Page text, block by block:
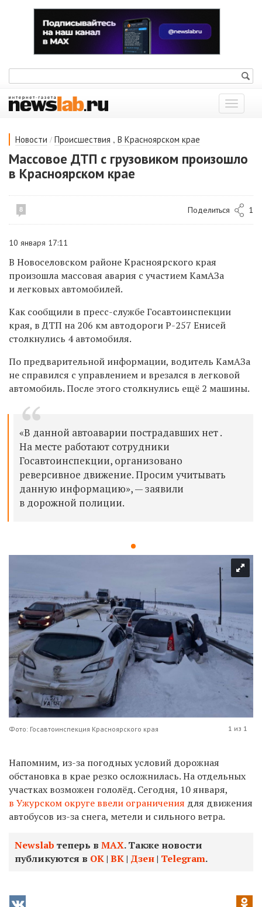
Показать
меню
Новости / Происшествия , В Красноярском крае
Массовое ДТП с грузовиком произошло
в Красноярском крае
8 Поделиться 1
10 января 17:11
В Новоселовском районе Красноярского края
произошла массовая авария с участием КамАЗа
и легковых автомобилей.
Как сообщили в пресс-службе Госавтоинспекции
края, в ДТП на 206 км автодороги Р-257 Енисей
столкнулись 4 автомобиля.
По предварительной информации, водитель КамАЗа
не справился с управлением и врезался в легковой
автомобиль. После этого столкнулись ещё 2 машины.
«В данной автоаварии пострадавших нет .
На месте работают сотрудники
Госавтоинспекции, организовано
реверсивное движение. Просим учитывать
данную информацию», — заявили
в дорожной полиции.
Фото: Госавтоинспекция Красноярского края 1 из 1
Напомним, из-за погодных условий дорожная
обстановка в крае резко осложнилась. На отдельных
участках возможен гололёд. Сегодня, 10 января,
в Ужурском округе ввели ограничения для движения
автобусов из-за снега, метели и сильного ветра.
Newslab теперь в МАХ. Также новости
публикуются в ОК| ВК| Дзен| Telegram.